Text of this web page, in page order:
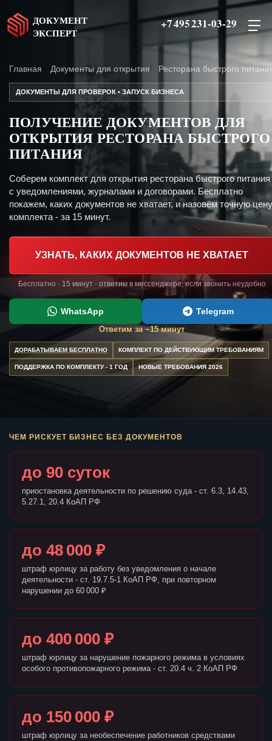
ДОКУМЕНТ
ЭКСПЕРТ
+7 495 231-03-29
Главная Документы для открытия Ресторана быстрого
ДОКУМЕНТЫ ДЛЯ ПРОВЕРОК • ЗАПУСК БИЗНЕСА
ПОЛУЧЕНИЕ ДОКУМЕНТОВ ДЛЯ
ОТКРЫТИЯ РЕСТОРАНА БЫСТРОГО
ПИТАНИЯ
Соберем комплект для открытия ресторана быстрого питания
с уведомлениями, журналами и договорами. Бесплатно
покажем, каких документов не хватает, и назовём точную цену
комплекта - за 15 минут.
УЗНАТЬ, КАКИХ ДОКУМЕНТОВ НЕ ХВАТАЕТ
Бесплатно · 15 минут · ответим в мессенджере, если звонить неудобно
WhatsApp Telegram
Ответим за ~15 минут
ДОРАБАТЫВАЕМ БЕСПЛАТНО КОМПЛЕКТ ПО ДЕЙСТВУЮЩИМ ТРЕБОВАНИЯМ
ПОДДЕРЖКА ПО КОМПЛЕКТУ - 1 ГОД НОВЫЕ ТРЕБОВАНИЯ 2026
ЧЕМ РИСКУЕТ БИЗНЕС БЕЗ ДОКУМЕНТОВ
до 90 суток
приостановка деятельности по решению суда - ст. 6.3, 14.43,
5.27.1, 20.4 КоАП РФ
до 48 000 ₽
штраф юрлицу за работу без уведомления о начале
деятельности - ст. 19.7.5-1 КоАП РФ, при повторном
нарушении до 60 000 ₽
до 400 000 ₽
штраф юрлицу за нарушение пожарного режима в условиях
особого противопожарного режима - ст. 20.4 ч. 2 КоАП РФ
до 150 000 ₽
штраф юрлицу за необеспечение работников средствами